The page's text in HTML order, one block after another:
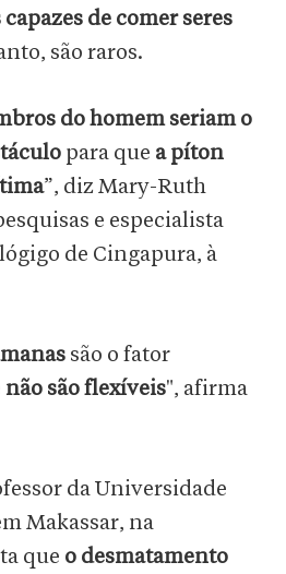
de comer seres
são raros.
do homem seriam o
para que a píton
”, diz Mary-Ruth
e especialista
de Cingapura, à
são o fator
não são flexíveis", afirma
da Universidade
Makassar, na
que o desmatamento